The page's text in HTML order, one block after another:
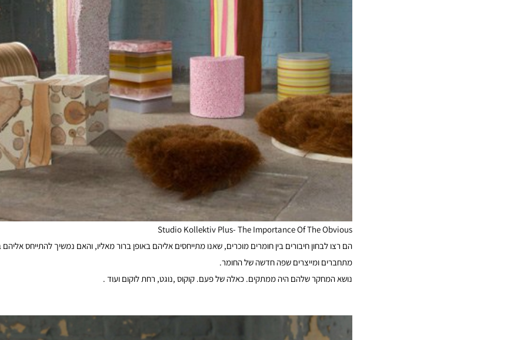
Studio Kollektiv Plus- The Importance Of The Obvious
הם רצו לבחון חיבורים בין חומרים מוכרים, שאנו מתייחסים אליהם באופן ברור מאליו, והאם נמשיך להתייחס
מתחברים ומייצרים שפה חדשה של החומר.
נושא המחקר שלהם היה ממתקים. כאלה של פעם. קוקוס ,נוגט, רחת לוקום ועוד .